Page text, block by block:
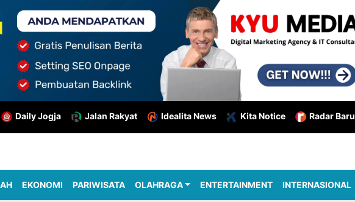
Daily Jogja Jalan Rakyat Idealita News Kita Notice Radar Baru
EKONOMI PARIWISATA OLAHRAGA ENTERTAINMENT INTERNASIONAL